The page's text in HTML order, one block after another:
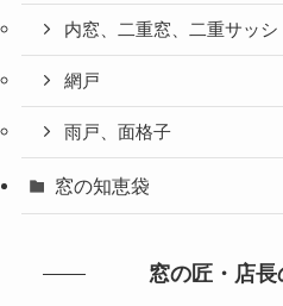
内窓、二重窓、二重サッシ
網戸
雨戸、面格子
窓の知恵袋
窓の匠・店